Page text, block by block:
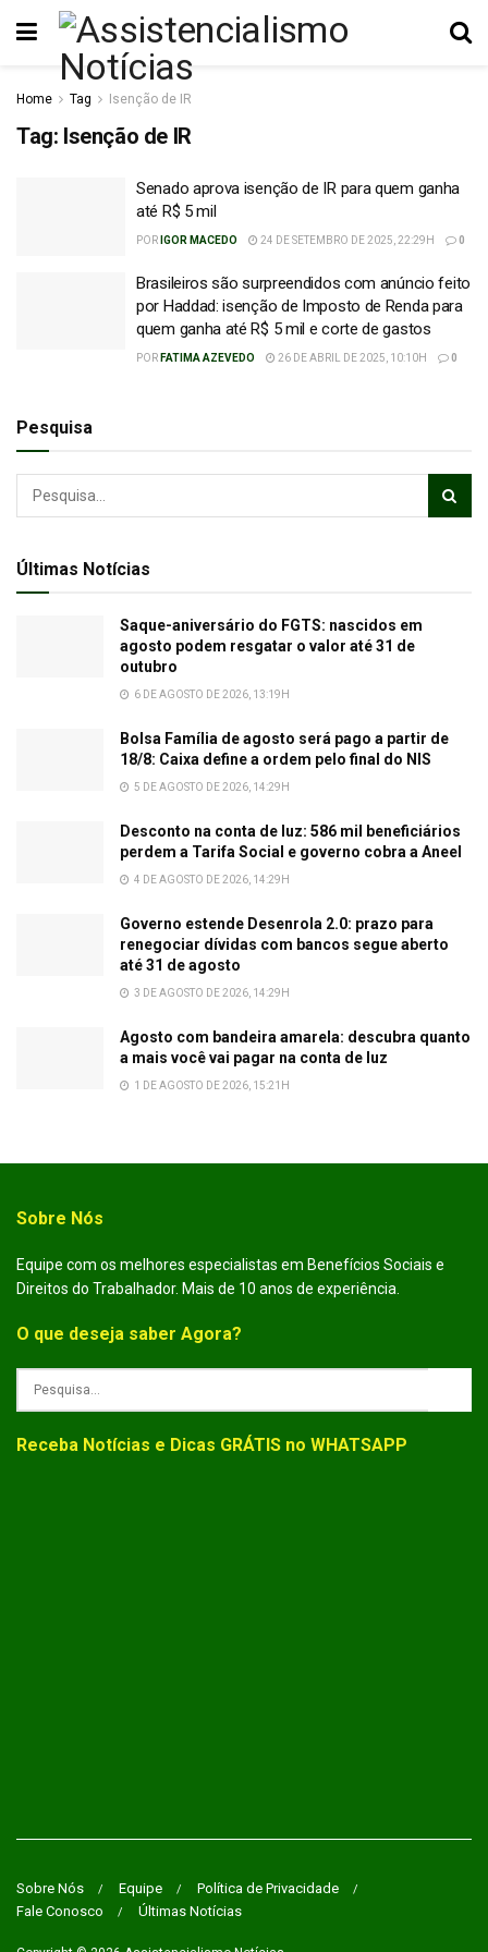
Home Tag Isenção de IR
Tag: Isenção de IR
Senado aprova isenção de IR para quem ganha
até R$ 5 mil
POR IGOR MACEDO 24 DE SETEMBRO DE 2025, 22:29H 0
Brasileiros são surpreendidos com anúncio feito
por Haddad: isenção de Imposto de Renda para
quem ganha até R$ 5 mil e corte de gastos
POR FATIMA AZEVEDO 26 DE ABRIL DE 2025, 10:10H 0
Pesquisa
Últimas Notícias
Saque-aniversário do FGTS: nascidos em
agosto podem resgatar o valor até 31 de
outubro
6 DE AGOSTO DE 2026, 13:19H
Bolsa Família de agosto será pago a partir de
18/8: Caixa define a ordem pelo final do NIS
5 DE AGOSTO DE 2026, 14:29H
Desconto na conta de luz: 586 mil beneficiários
perdem a Tarifa Social e governo cobra a Aneel
4 DE AGOSTO DE 2026, 14:29H
Governo estende Desenrola 2.0: prazo para
renegociar dívidas com bancos segue aberto
até 31 de agosto
3 DE AGOSTO DE 2026, 14:29H
Agosto com bandeira amarela: descubra quanto
a mais você vai pagar na conta de luz
1 DE AGOSTO DE 2026, 15:21H
Sobre Nós
Equipe com os melhores especialistas em Benefícios Sociais e
Direitos do Trabalhador. Mais de 10 anos de experiência.
O que deseja saber Agora?
Receba Notícias e Dicas GRÁTIS no WHATSAPP
Sobre Nós Equipe
Política de Privacidade
Fale Conosco
Últimas Notícias